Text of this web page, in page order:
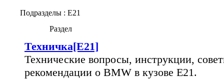
Подразделы : E21
Раздел
Техничка[E21]
Технические вопросы, инструкции,
рекомендации о BMW в кузове E21.